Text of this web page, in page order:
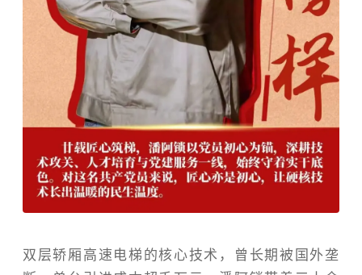
双层轿厢高速电梯的核心技术，曾长期被国外垄